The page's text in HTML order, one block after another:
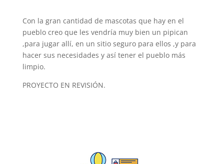
Con la gran cantidad de mascotas que hay en el
pueblo creo que les vendría muy bien un pipican
,para jugar allí, en un sitio seguro para ellos ,y para
hacer sus necesidades y así tener el pueblo más
limpio.
PROYECTO EN REVISIÓN.